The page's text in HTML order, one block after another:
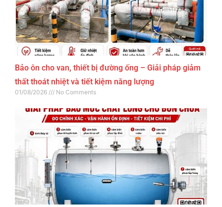
Bảo ôn cho van, thiết bị đường ống – Giải pháp giảm
thất thoát nhiệt và tiết kiệm năng lượng
01/08/2026 No Comments